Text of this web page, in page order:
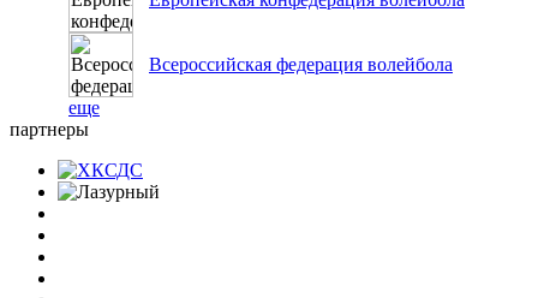
Всероссийская федерация волейбола
еще
партнеры